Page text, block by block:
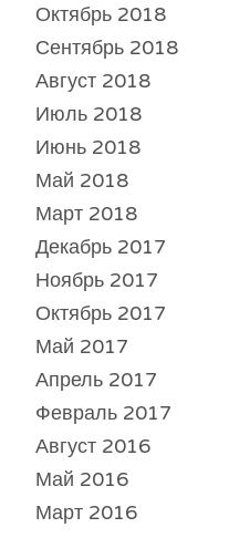
Октябрь 2018
Сентябрь 2018
Август 2018
Июль 2018
Июнь 2018
Май 2018
Март 2018
Декабрь 2017
Ноябрь 2017
Октябрь 2017
Май 2017
Апрель 2017
Февраль 2017
Август 2016
Май 2016
Март 2016